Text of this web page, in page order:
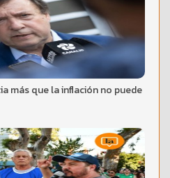
más que la inflación no puede